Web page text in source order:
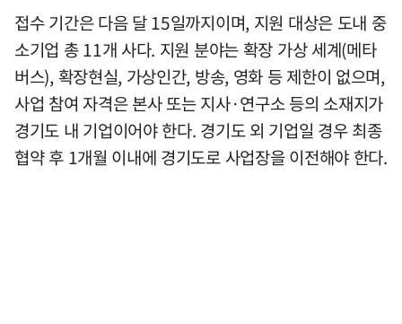
접수 기간은 다음 달 15일까지이며, 지원 대상은 도내 중
소기업 총 11개 사다. 지원 분야는 확장 가상 세계(메타
버스), 확장현실, 가상인간, 방송, 영화 등 제한이 없으며,
사업 참여 자격은 본사 또는 지사·연구소 등의 소재지가
경기도 내 기업이어야 한다. 경기도 외 기업일 경우 최종
협약 후 1개월 이내에 경기도로 사업장을 이전해야 한다.